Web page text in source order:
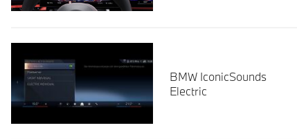
BMW IconicSounds
Electric